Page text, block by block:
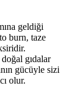
geldiği
burn, taze
gıdalar
gücüyle sizi
olur.